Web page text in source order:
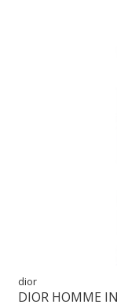
dior
DIOR HOMME